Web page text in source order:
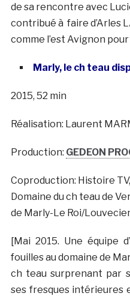
de sa rencontre avec
contribué à faire d’Arles
comme l’est Avignon
Marly, le ch teau
2015, 52 min
Réalisation: Laurent
Production: GEDEON
Coproduction: Histoire
Domaine du ch teau de
de Marly-Le Roi/
[Mai 2015. Une équipe
fouilles au domaine de
ch teau surprenant par
ses fresques intérieures